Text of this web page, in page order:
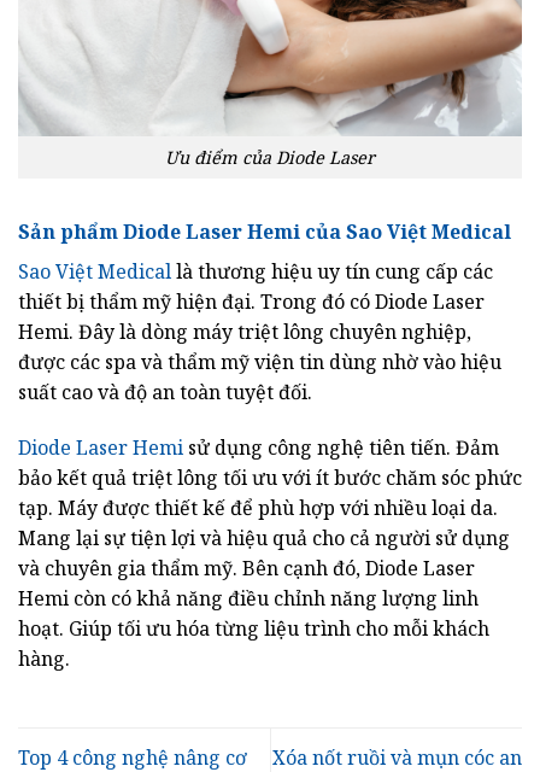
Ưu điểm của Diode Laser
Sản phẩm Diode Laser Hemi của Sao Việt Medical
Sao Việt Medicallà thương hiệu uy tín cung cấp các
thiết bị thẩm mỹ hiện đại. Trong đó có Diode Laser
Hemi. Đây là dòng máy triệt lông chuyên nghiệp,
được các spa và thẩm mỹ viện tin dùng nhờ vào hiệu
suất cao và độ an toàn tuyệt đối.
Diode Laser Hemi sử dụng công nghệ tiên tiến. Đảm
bảo kết quả triệt lông tối ưu với ít bước chăm sóc phức
tạp. Máy được thiết kế để phù hợp với nhiều loại da.
Mang lại sự tiện lợi và hiệu quả cho cả người sử dụng
và chuyên gia thẩm mỹ. Bên cạnh đó, Diode Laser
Hemi còn có khả năng điều chỉnh năng lượng linh
hoạt. Giúp tối ưu hóa từng liệu trình cho mỗi khách
hàng.
Top 4 công nghệ nâng cơ
Xóa nốt ruồi và mụn cóc an